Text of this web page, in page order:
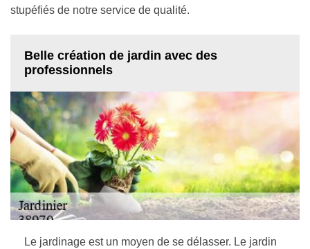
stupéfiés de notre service de qualité.
Belle création de jardin avec des
professionnels
Le jardinage est un moyen de se délasser. Le jardin